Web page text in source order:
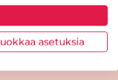
asetuksia